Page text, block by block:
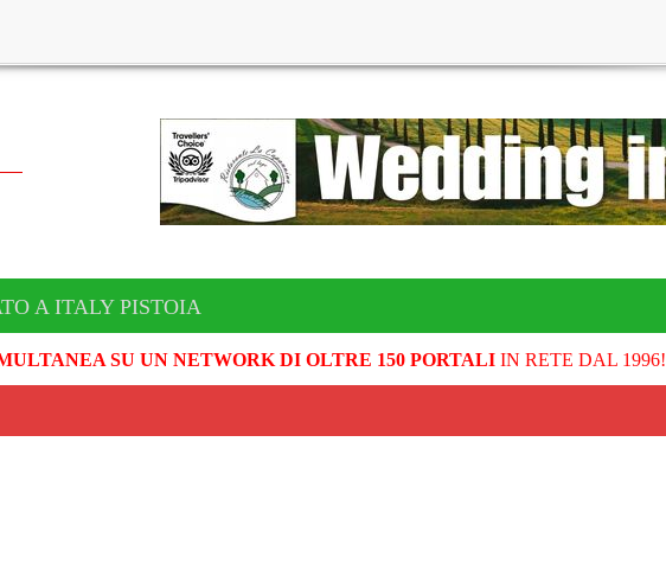
A ITALY PISTOIA
SU UN NETWORK DI OLTRE 150 PORTALIIN RETE DAL 1996!